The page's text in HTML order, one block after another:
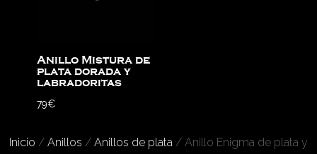
Anillo Mistura de
plata dorada y
labradoritas
79€
Inicio / Anillos / Anillos de plata / Anillo Enigma de plata y